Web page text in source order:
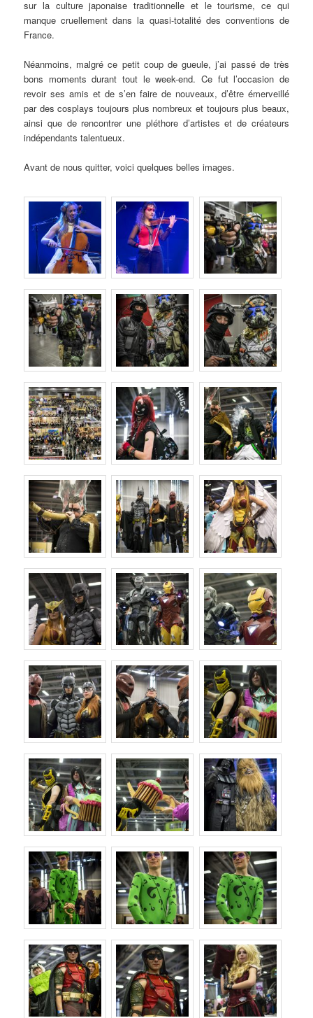
sur la culture japonaise traditionnelle et le tourisme, ce qui
manque cruellement dans la quasi-totalité des conventions de
France.
Néanmoins, malgré ce petit coup de gueule, j’ai passé de très
bons moments durant tout le week-end. Ce fut l’occasion de
revoir ses amis et de s’en faire de nouveaux, d’être émerveillé
par des cosplays toujours plus nombreux et toujours plus beaux,
ainsi que de rencontrer une pléthore d’artistes et de créateurs
indépendants talentueux.
Avant de nous quitter, voici quelques belles images.